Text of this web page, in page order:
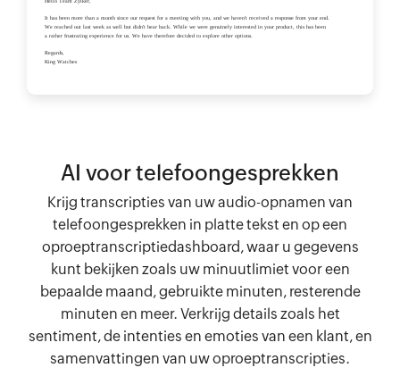
AI voor telefoongesprekken
Krijg transcripties van uw audio-opnamen van
telefoongesprekken in platte tekst en op een
oproeptranscriptiedashboard, waar u gegevens
kunt bekijken zoals uw minuutlimiet voor een
bepaalde maand, gebruikte minuten, resterende
minuten en meer. Verkrijg details zoals het
sentiment, de intenties en emoties van een klant, en
samenvattingen van uw oproeptranscripties.